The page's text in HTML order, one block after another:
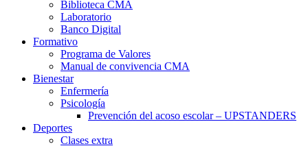
Biblioteca CMA
Laboratorio
Banco Digital
Formativo
Programa de Valores
Manual de convivencia CMA
Bienestar
Enfermería
Psicología
Prevención del acoso escolar – UPSTANDERS
Deportes
Clases extra